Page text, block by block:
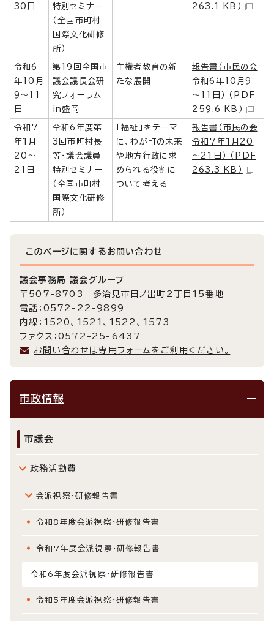
30日
特別セミナー
（全国市町村
国際文化研修
所）
263.1 KB）
令和6
年10月
9～11
日
第19回全国市
議会議長会研
究フォーラム
in盛岡
主権者教育の新
たな展開
報告書（市民の会
令和6年10月9
～11日） （PDF
259.6 KB）
令和7
年1月
20～
21日
令和6年度第
3回市町村長
等・議会議員
特別セミナー
（全国市町村
国際文化研修
所）
「福祉」をテーマ
に、わが町の未来
や地方行政に求
められる役割に
ついて考える
報告書（市民の会
令和7年1月20
～21日） （PDF
263.3 KB）
このページに関する お問い合わせ
議会事務局 議会グループ
〒507-8703 多治見市日ノ出町2丁目15番地
電話：0572-22-9899
内線：1520、1521、1522、1573
ファクス：0572-25-6437
お問い合わせは専用フォームをご利用ください。
市政情報
市議会
政務活動費
会派視察・研修報告書
令和8年度会派視察・研修報告書
令和7年度会派視察・研修報告書
令和6年度会派視察・研修報告書
令和5年度会派視察・研修報告書